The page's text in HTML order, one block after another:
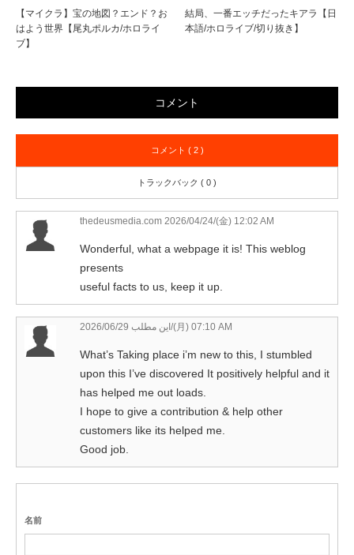
【マイクラ】宝の地図？エンド？お
はよう世界【尾丸ポルカ/ホロライ
ブ】
結局、一番エッチだったキアラ【日
本語/ホロライブ/切り抜き】
コメント
コメント ( 2 )
トラックバック ( 0 )
thedeusmedia.com 2026/04/24/(金) 12:02 AM
Wonderful, what a webpage it is! This weblog
presents
useful facts to us, keep it up.
این مطلب 2026/06/29/(月) 07:10 AM
What’s Taking place i’m new to this, I stumbled
upon this I’ve discovered It positively helpful and it
has helped me out loads.
I hope to give a contribution & help other
customers like its helped me.
Good job.
名前